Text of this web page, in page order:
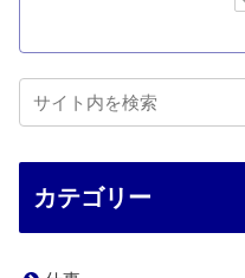
カテゴリー